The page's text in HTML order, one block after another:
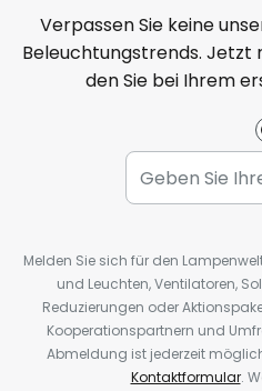
Verpassen Sie keine
Beleuchtungstrends. Jetzt
den Sie bei Ihrem
Melden Sie sich für den
und Leuchten, Ventilatoren,
Reduzierungen oder
Kooperationspartnern und
Abmeldung ist jederzeit
Kontaktformular.